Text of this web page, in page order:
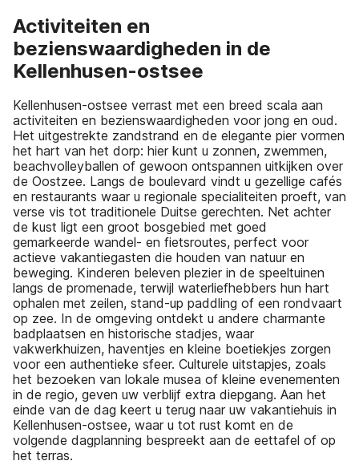
Activiteiten en
bezienswaardigheden in de
Kellenhusen-ostsee
Kellenhusen-ostsee verrast met een breed scala aan
activiteiten en bezienswaardigheden voor jong en oud.
Het uitgestrekte zandstrand en de elegante pier vormen
het hart van het dorp: hier kunt u zonnen, zwemmen,
beachvolleyballen of gewoon ontspannen uitkijken over
de Oostzee. Langs de boulevard vindt u gezellige cafés
en restaurants waar u regionale specialiteiten proeft, van
verse vis tot traditionele Duitse gerechten. Net achter
de kust ligt een groot bosgebied met goed
gemarkeerde wandel- en fietsroutes, perfect voor
actieve vakantiegasten die houden van natuur en
beweging. Kinderen beleven plezier in de speeltuinen
langs de promenade, terwijl waterliefhebbers hun hart
ophalen met zeilen, stand-up paddling of een rondvaart
op zee. In de omgeving ontdekt u andere charmante
badplaatsen en historische stadjes, waar
vakwerkhuizen, haventjes en kleine boetiekjes zorgen
voor een authentieke sfeer. Culturele uitstapjes, zoals
het bezoeken van lokale musea of kleine evenementen
in de regio, geven uw verblijf extra diepgang. Aan het
einde van de dag keert u terug naar uw vakantiehuis in
Kellenhusen-ostsee, waar u tot rust komt en de
volgende dagplanning bespreekt aan de eettafel of op
het terras.